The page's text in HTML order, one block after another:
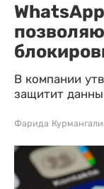
В компании
защитит
Фарида